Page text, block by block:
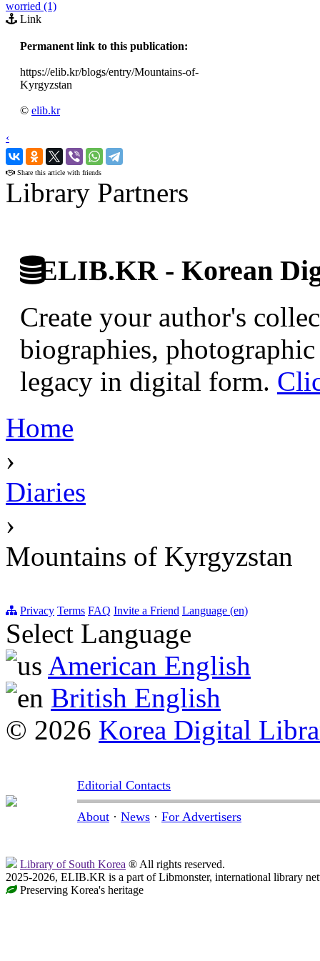
worried (1)
Link
Permanent link to this publication:
https://elib.kr/blogs/entry/Mountains-of-
Kyrgyzstan
© elib.kr
‹
›
Share this article with friends
Library Partners
ELIB.KR - Korean
Create your author's
biographies,
legacy in digital form.
Home
›
Diaries
›
Mountains of Kyrgyzstan
Privacy Terms FAQ Invite a Friend Language (en)
Select Language
American English
British English
© 2026 Korea Digital
Editorial Contacts
About · News · For Advertisers
Library of South Korea ® All rights reserved.
2025-2026, ELIB.KR is a part of Libmonster, international library
Preserving Korea's heritage